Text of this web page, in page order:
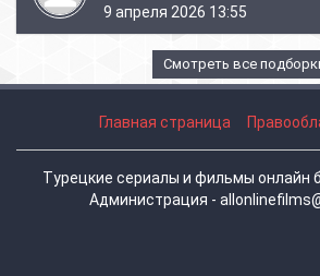
9 апреля 2026 13:55
Смотреть все
Главная страница
Турецкие сериалы и фильмы онлайн
Администрация -